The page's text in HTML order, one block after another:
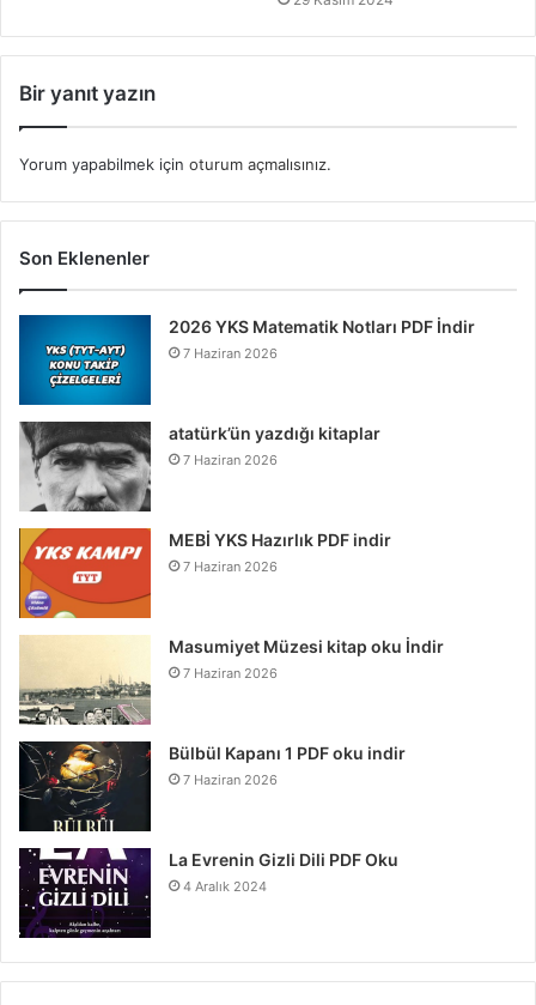
Bir yanıt yazın
Yorum yapabilmek için oturum açmalısınız.
Son Eklenenler
2026 YKS Matematik Notları PDF İndir
7 Haziran 2026
atatürk’ün yazdığı kitaplar
7 Haziran 2026
MEBİ YKS Hazırlık PDF indir
7 Haziran 2026
Masumiyet Müzesi kitap oku İndir
7 Haziran 2026
Bülbül Kapanı 1 PDF oku indir
7 Haziran 2026
La Evrenin Gizli Dili PDF Oku
4 Aralık 2024